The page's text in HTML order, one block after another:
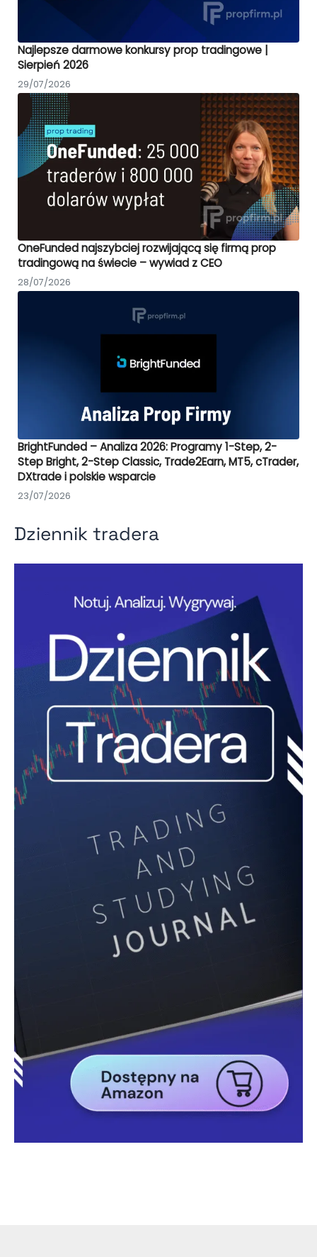
Najlepsze darmowe konkursy prop tradingowe |
Sierpień 2026
29/07/2026
OneFunded najszybciej rozwijającą się firmą prop
tradingową na świecie – wywiad z CEO
28/07/2026
BrightFunded – Analiza 2026: Programy 1-Step, 2-
Step Bright, 2-Step Classic, Trade2Earn, MT5, cTrader,
DXtrade i polskie wsparcie
23/07/2026
Dziennik tradera